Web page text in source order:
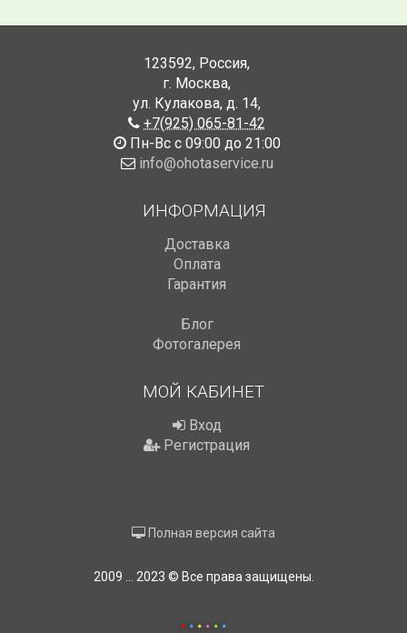
123592, Россия,
г. Москва,
ул. Кулакова, д. 14,
+7(925) 065-81-42
Пн-Вс с 09:00 до 21:00
info@ohotaservice.ru
ИНФОРМАЦИЯ
Доставка
Оплата
Гарантия
Блог
Фотогалерея
МОЙ КАБИНЕТ
Вход
Регистрация
Полная версия сайта
2009 ... 2023 © Все права защищены.